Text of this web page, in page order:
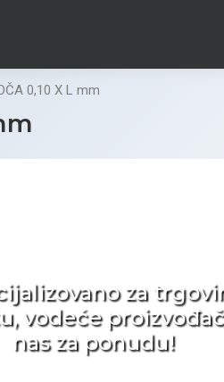
0,10 X L mm
za
vodeće
nas za ponudu!